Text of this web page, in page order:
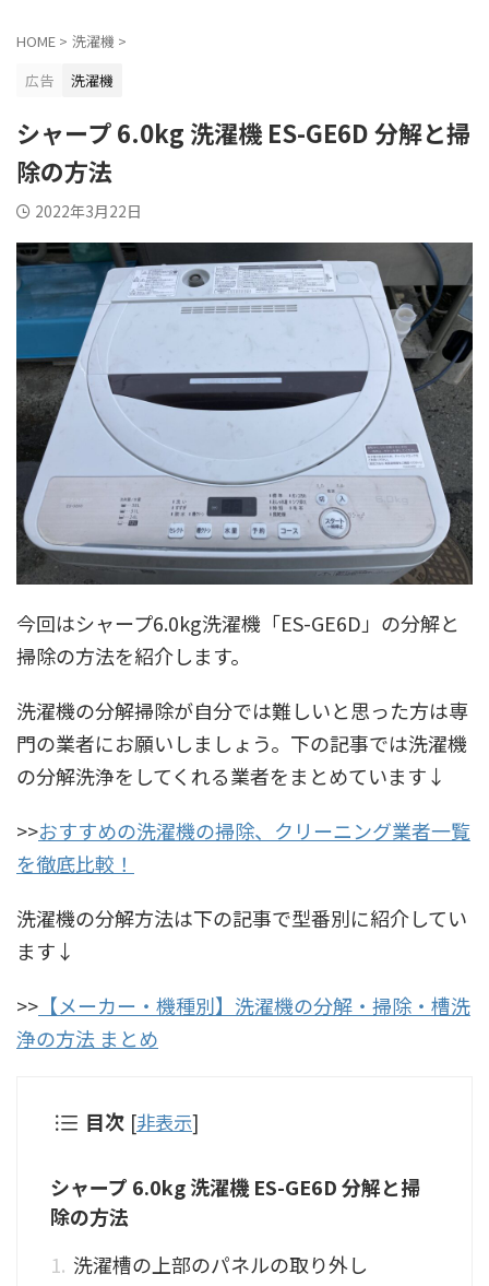
HOME > 洗濯機 >
広告
洗濯機
シャープ 6.0kg 洗濯機 ES-GE6D 分解と掃
除の方法
2022年3月22日
今回はシャープ6.0kg洗濯機「ES-GE6D」の分解と
掃除の方法を紹介します。
洗濯機の分解掃除が自分では難しいと思った方は専
門の業者にお願いしましょう。下の記事では洗濯機
の分解洗浄をしてくれる業者をまとめています↓
>>おすすめの洗濯機の掃除、クリーニング業者一覧
を徹底比較！
洗濯機の分解方法は下の記事で型番別に紹介してい
ます↓
>> 【メーカー・機種別】洗濯機の分解・掃除・槽洗
浄の方法 まとめ
目次 [非表示]
シャープ 6.0kg 洗濯機 ES-GE6D 分解と掃
除の方法
洗濯槽の上部のパネルの取り外し